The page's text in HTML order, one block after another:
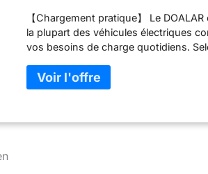
Monophasé
【Chargement pratique】 Le
la plupart des véhicules électriques
vos besoins de charge quotidiens.
flexible pour rendre le processus de
sécurité】Station de charge véhicule
les surintensités, une protection